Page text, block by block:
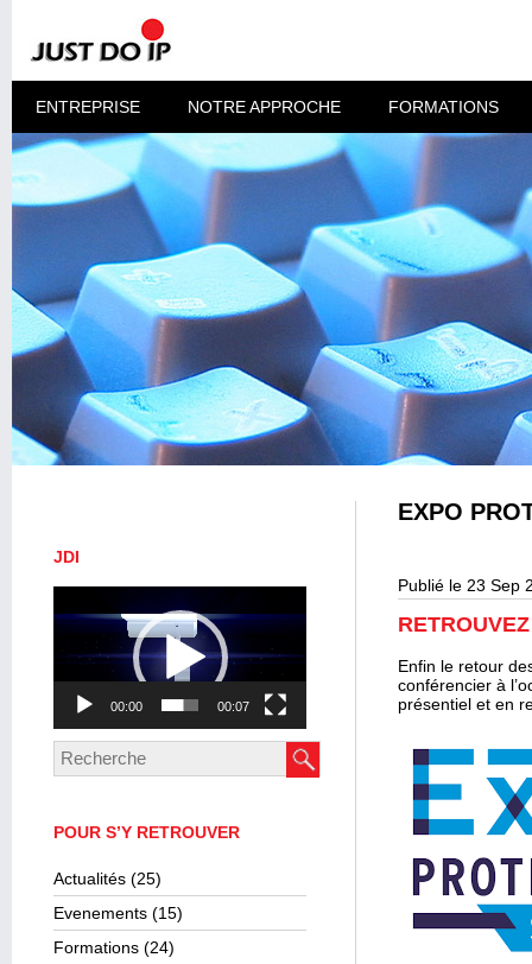
ENTREPRISE NOTRE APPROCHE FORMATIONS
JDI
vidéo
00:00 00:07
POUR S’Y RETROUVER
Actualités (25)
Evenements (15)
Formations (24)
EXPO
Publié le 23 Sep
Enfin le retour
conférencier à
présentiel et en